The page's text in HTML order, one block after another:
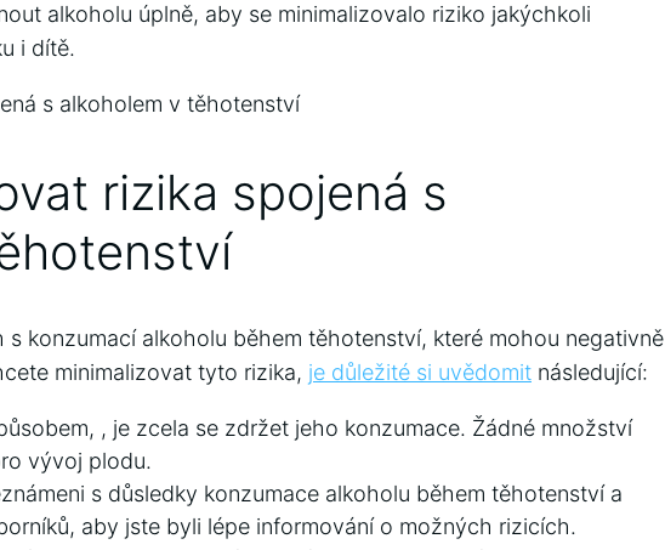
alkoholu úplně, aby ‍se minimalizovalo riziko jakýchkoli
i dítě.
rizika‍ spojená ‌s
s konzumací alkoholu během těhotenství, které mohou negativně
‌minimalizovat tyto rizika, je důležité⁢ si uvědomit následující:
⁤, je zcela se zdržet jeho konzumace. Žádné množství
vývoj plodu.
s důsledky konzumace⁢ alkoholu během těhotenství a
aby‍ jste byli lépe informování o možných⁤ rizicích.